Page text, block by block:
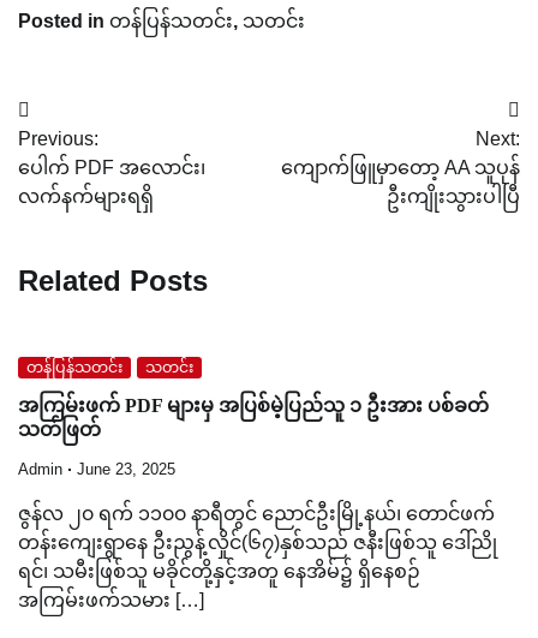
Posted in တန်ပြန်သတင်း, သတင်း
Post
navigation
Previous:
ပေါက် PDF အလောင်း၊
လက်နက်များရရှိ
Next:
ကျောက်ဖြူမှာတော့ AA သူပုန်
ဦးကျိုးသွားပါပြီ
Related Posts
တန်ပြန်သတင်း သတင်း
အကြမ်းဖက် PDF များမှ အပြစ်မဲ့ပြည်သူ ၁ ဦးအား ပစ်ခတ်
သတ်ဖြတ်
Admin June 23, 2025
ဇွန်လ ၂၀ ရက် ၁၁၀၀ နာရီတွင် ညောင်ဦးမြို့နယ်၊ တောင်ဖက်
တန်းကျေးရွာနေ ဦးညွန့်လှိုင်(၆၇)နှစ်သည် ဇနီးဖြစ်သူ ဒေါ်ညို
ရင်၊ သမီးဖြစ်သူ မခိုင်တို့နှင့်အတူ နေအိမ်၌ ရှိနေစဉ်
အကြမ်းဖက်သမား […]